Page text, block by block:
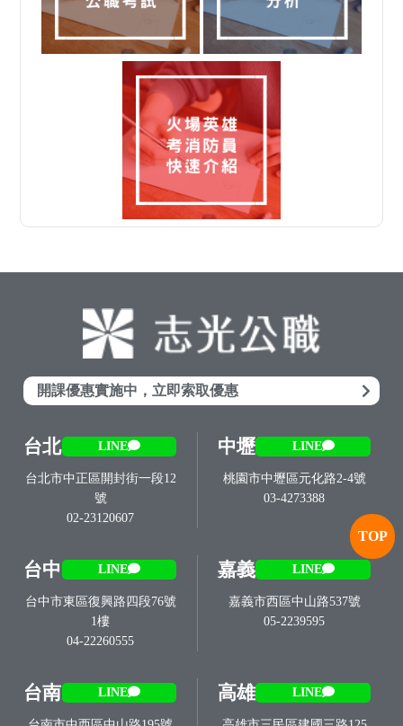
開課優惠實施中，立即索取優惠
台北 LINE
台北市中正區開封街一段12
號
02-23120607
中壢 LINE
桃園市中壢區元化路2-4號
03-4273388
台中 LINE
台中市東區復興路四段76號
1樓
04-22260555
嘉義 LINE
嘉義市西區中山路537號
05-2239595
台南 LINE 高雄 LINE
TOP